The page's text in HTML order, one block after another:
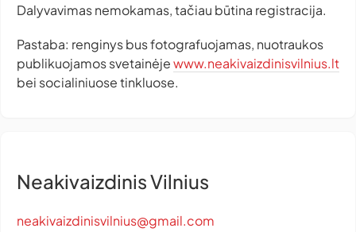
Dalyvavimas nemokamas, tačiau būtina registracija.
Pastaba: renginys bus fotografuojamas, nuotraukos
publikuojamos svetainėjewww.neakivaizdinisvilnius.lt
bei socialiniuose tinkluose.
Neakivaizdinis Vilnius
neakivaizdinisvilnius@gmail.com